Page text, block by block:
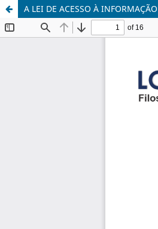
A LEI DE ACESSO À